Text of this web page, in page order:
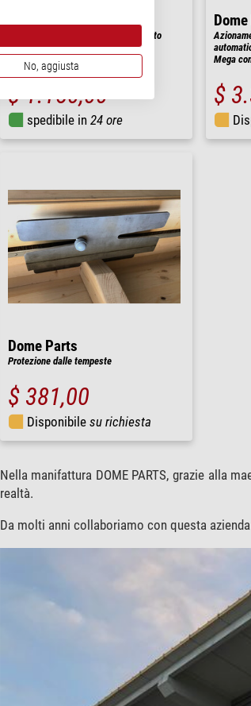
Dome Parts
Azionamento semiautomatico del tetto
$ 1.150,00
spedibile in 24 ore
Mega
$
Dome Parts
Protezione dalle tempeste
$ 381,00
Disponibile su richiesta
Nella manifattura DOME PARTS, grazie alla
realtà.
Da molti anni collaboriamo con questa
No, aggiusta